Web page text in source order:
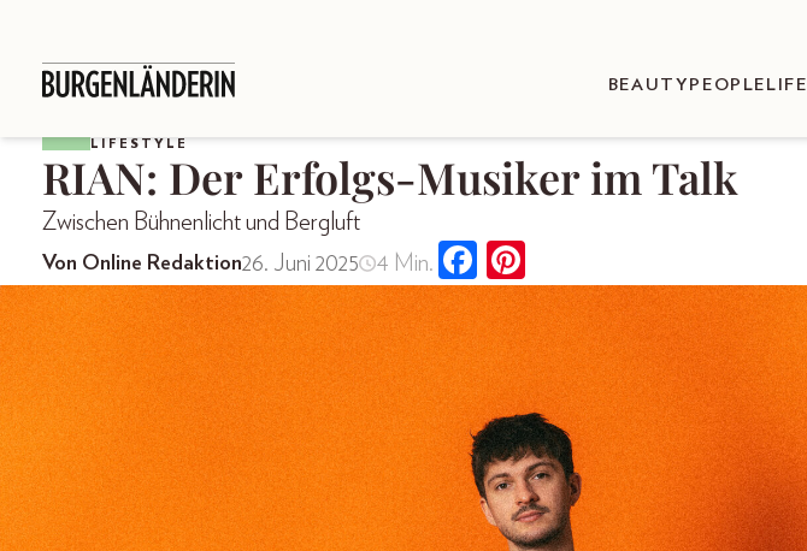
BEAUTY PEOPLE
LIFESTYLE
RIAN: Der Erfolgs-Musiker im Talk
Zwischen Bühnenlicht und Bergluft
Von Online Redaktion26. Juni 2025 4 Min.